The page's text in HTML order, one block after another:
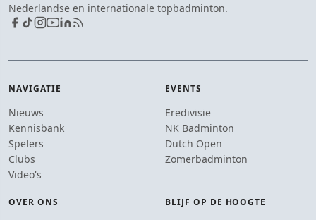
Nederlandse en internationale topbadminton.
NAVIGATIE
Nieuws
Kennisbank
Spelers
Clubs
Video's
EVENTS
Eredivisie
NK Badminton
Dutch Open
Zomerbadminton
OVER ONS BLIJF OP DE HOOGTE